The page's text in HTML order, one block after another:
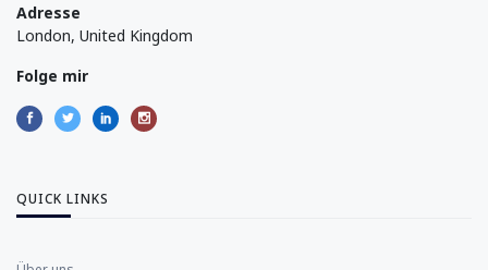
Adresse
London, United Kingdom
Folge mir
QUICK LINKS